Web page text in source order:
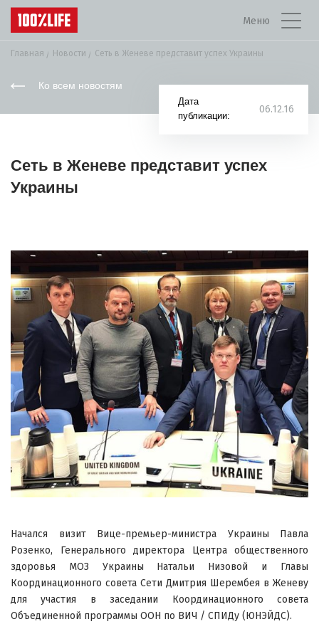
Меню
Главная Новости Сеть в Женеве представит успех Украины
Ко всем новостям
Дата
публикации:
06.12.16
Сеть в Женеве представит успех
Украины
Начался визит Вице-премьер-министра Украины Павла
Розенко, Генерального директора Центра общественного
здоровья МОЗ Украины Натальи Низовой и Главы
Координационного совета Сети Дмитрия Шерембея в Женеву
для участия в заседании Координационного совета
Объединенной программы ООН по ВИЧ / СПИДу (ЮНЭЙДС).